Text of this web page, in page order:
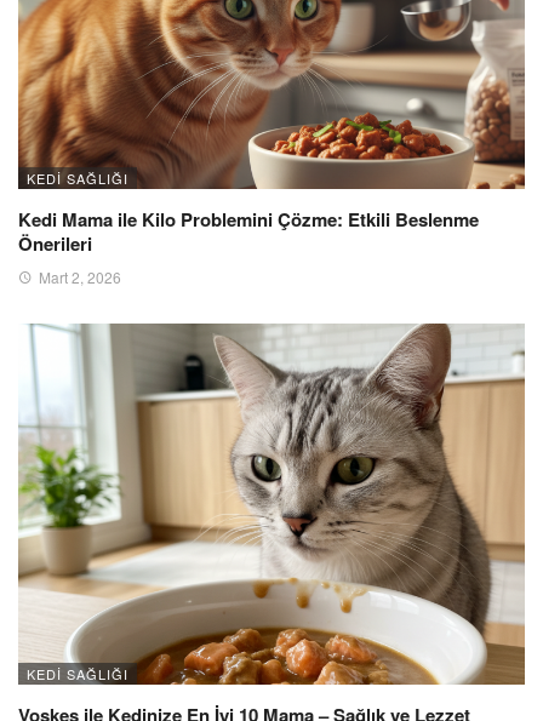
KEDI SAĞLIĞI
Kedi Mama ile Kilo Problemini Çözme: Etkili Beslenme
Önerileri
Mart 2, 2026
KEDI SAĞLIĞI
Voskes ile Kedinize En İyi 10 Mama – Sağlık ve Lezzet